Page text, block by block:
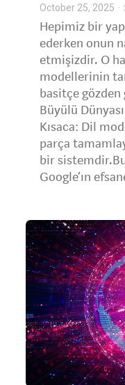
October 25, 2025
Hepimiz bir
ederken onun
etmişizdir. O
modellerinin
basitçe
Büyülü
Kısaca: Dil
parça
bir
Google’ın